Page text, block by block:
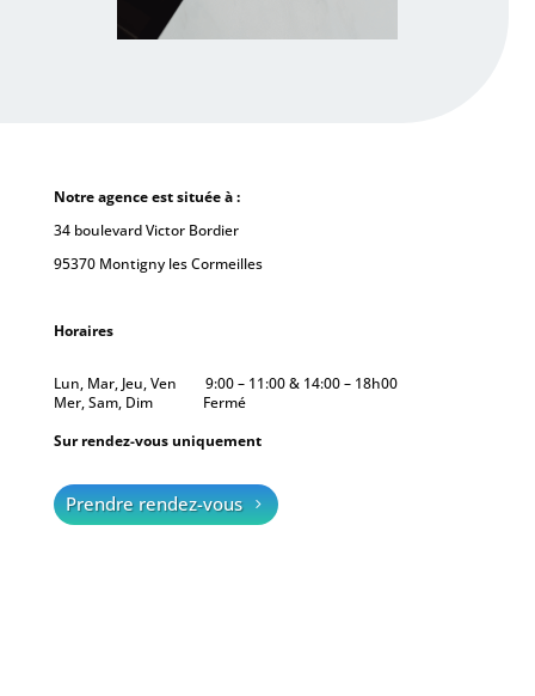
Notre agence est située à :
34 boulevard Victor Bordier
95370 Montigny les Cormeilles
Horaires
Lun, Mar, Jeu, Ven 9:00– 11:00 & 14:00 – 18h00
Mer, Sam, Dim Fermé
Sur rendez-vous uniquement
Prendre rendez-vous